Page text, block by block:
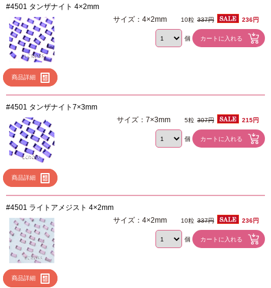
#4501 タンザナイト 4×2mm
商品詳細
サイズ：4×2mm 10粒 337円 236円
個
#4501 タンザナイト7×3mm
商品詳細
サイズ：7×3mm 5粒 307円 215円
個
#4501 ライトアメジスト 4×2mm
商品詳細
サイズ：4×2mm 10粒 337円 236円
個